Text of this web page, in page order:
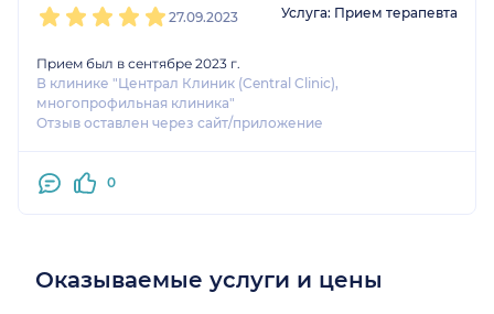
27.09.2023 Услуга: Прием терапевта
Прием был в сентябре 2023 г.
В клинике "Централ Клиник (Central Clinic),
многопрофильная клиника"
Отзыв оставлен через сайт/приложение
0
Оказываемые услуги и цены